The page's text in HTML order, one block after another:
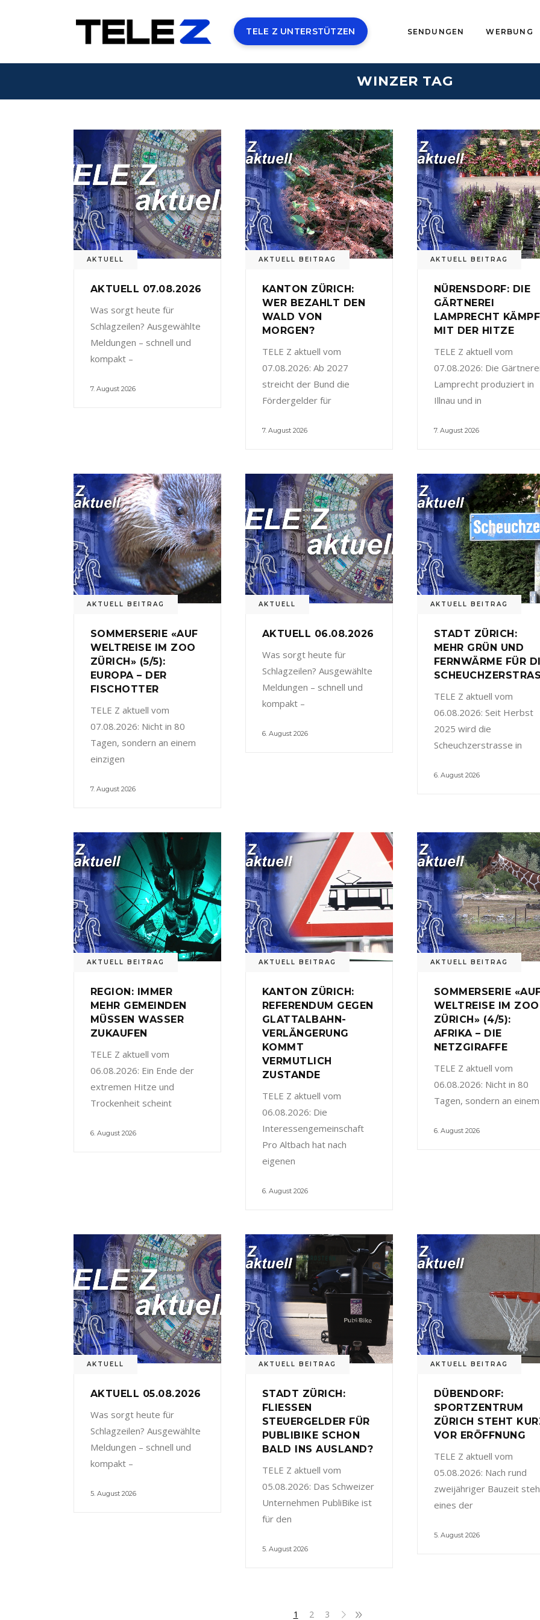
TELE Z UNTERSTÜTZEN SENDUNGEN WERBUNG
WINZER TAG
AKTUELL
AKTUELL 07.08.2026
Was sorgt heute für
Schlagzeilen? Ausgewählte
Meldungen – schnell und
kompakt –
7. August 2026
AKTUELL BEITRAG
KANTON ZÜRICH:
WER BEZAHLT DEN
WALD VON
MORGEN?
TELE Z aktuell vom
07.08.2026: Ab 2027
streicht der Bund die
Fördergelder für
7. August 2026
AKTUELL BEITRAG
NÜRENSDORF: DIE
GÄRTNEREI
LAMPRECHT
MIT DER HITZE
TELE Z aktuell vom
07.08.2026: Die
Lamprecht produziert in
Illnau und in
7. August 2026
AKTUELL BEITRAG
SOMMERSERIE «AUF
WELTREISE IM ZOO
ZÜRICH» (5/5):
EUROPA – DER
FISCHOTTER
TELE Z aktuell vom
07.08.2026: Nicht in 80
Tagen, sondern an einem
einzigen
7. August 2026
AKTUELL
AKTUELL 06.08.2026
Was sorgt heute für
Schlagzeilen? Ausgewählte
Meldungen – schnell und
kompakt –
6. August 2026
AKTUELL BEITRAG
STADT ZÜRICH:
MEHR GRÜN UND
FERNWÄRME FÜR
TELE Z aktuell vom
06.08.2026: Seit Herbst
2025 wird die
Scheuchzerstrasse in
6. August 2026
AKTUELL BEITRAG
REGION: IMMER
MEHR GEMEINDEN
MÜSSEN WASSER
ZUKAUFEN
TELE Z aktuell vom
06.08.2026: Ein Ende der
extremen Hitze und
Trockenheit scheint
6. August 2026
AKTUELL BEITRAG
KANTON ZÜRICH:
REFERENDUM GEGEN
GLATTALBAHN-
VERLÄNGERUNG
KOMMT
VERMUTLICH
ZUSTANDE
TELE Z aktuell vom
06.08.2026: Die
Interessengemeinschaft
Pro Altbach hat nach
eigenen
6. August 2026
AKTUELL BEITRAG
SOMMERSERIE
WELTREISE IM ZOO
ZÜRICH» (4/5):
AFRIKA – DIE
NETZGIRAFFE
TELE Z aktuell vom
06.08.2026: Nicht in 80
Tagen, sondern an einem
6. August 2026
AKTUELL
AKTUELL 05.08.2026
Was sorgt heute für
Schlagzeilen? Ausgewählte
Meldungen – schnell und
kompakt –
5. August 2026
AKTUELL BEITRAG
STADT ZÜRICH:
FLIESSEN
STEUERGELDER FÜR
PUBLIBIKE SCHON
BALD INS AUSLAND?
TELE Z aktuell vom
05.08.2026: Das Schweizer
Unternehmen PubliBike ist
für den
5. August 2026
AKTUELL BEITRAG
DÜBENDORF:
SPORTZENTRUM
ZÜRICH STEHT
VOR ERÖFFNUNG
TELE Z aktuell vom
05.08.2026: Nach rund
zweijähriger Bauzeit
eines der
5. August 2026
1 2 3